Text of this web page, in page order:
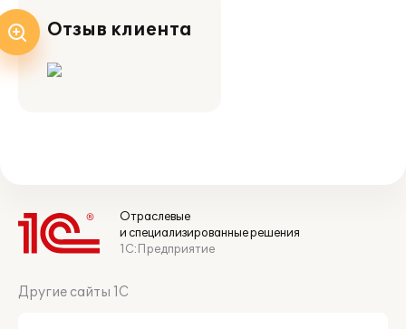
Отзыв клиента
Отраслевые
и специализированные решения
1С:Предприятие
Другие сайты 1С